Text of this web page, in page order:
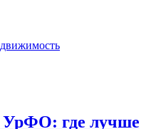
УрФО: где лучше